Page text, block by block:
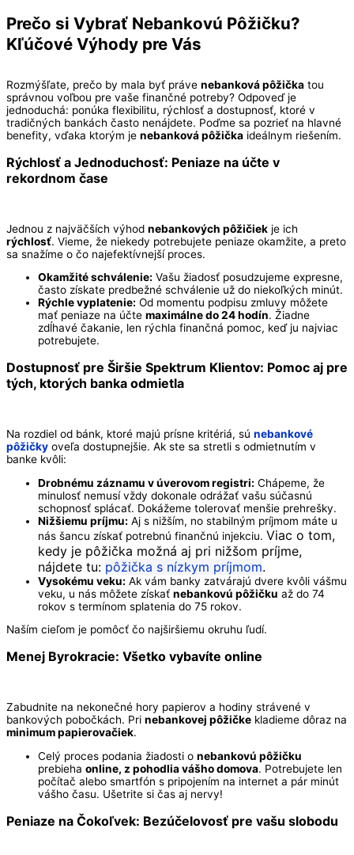
Prečo si Vybrať Nebankovú Pôžičku?
Kľúčové Výhody pre Vás
Rozmýšľate, prečo by mala byť práve nebanková pôžička tou
správnou voľbou pre vaše finančné potreby? Odpoveď je
jednoduchá: ponúka flexibilitu, rýchlosť a dostupnosť, ktoré v
tradičných bankách často nenájdete. Poďme sa pozrieť na hlavné
benefity, vďaka ktorým je nebanková pôžička ideálnym riešením.
Rýchlosť a Jednoduchosť: Peniaze na účte v
rekordnom čase
Jednou z najväčších výhod nebankových pôžičiek je ich
rýchlosť. Vieme, že niekedy potrebujete peniaze okamžite, a preto
sa snažíme o čo najefektívnejší proces.
Okamžité schválenie: Vašu žiadosť posudzujeme expresne,
často získate predbežné schválenie už do niekoľkých minút.
Rýchle vyplatenie: Od momentu podpisu zmluvy môžete
mať peniaze na účte maximálne do 24 hodín. Žiadne
zdĺhavé čakanie, len rýchla finančná pomoc, keď ju najviac
potrebujete.
Dostupnosť pre Širšie Spektrum Klientov: Pomoc aj pre
tých, ktorých banka odmietla
Na rozdiel od bánk, ktoré majú prísne kritériá, sú nebankové
pôžičky oveľa dostupnejšie. Ak ste sa stretli s odmietnutím v
banke kvôli:
Drobnému záznamu v úverovom registri: Chápeme, že
minulosť nemusí vždy dokonale odrážať vašu súčasnú
schopnosť splácať. Dokážeme tolerovať menšie prehrešky.
Nižšiemu príjmu: Aj s nižším, no stabilným príjmom máte u
nás šancu získať potrebnú finančnú injekciu. Viac o tom,
kedy je pôžička možná aj pri nižšom príjme,
nájdete tu: pôžička s nízkym príjmom.
Vysokému veku: Ak vám banky zatvárajú dvere kvôli vášmu
veku, u nás môžete získať nebankovú pôžičku až do 74
rokov s termínom splatenia do 75 rokov.
Naším cieľom je pomôcť čo najširšiemu okruhu ľudí.
Menej Byrokracie: Všetko vybavíte online
Zabudnite na nekonečné hory papierov a hodiny strávené v
bankových pobočkách. Pri nebankovej pôžičke kladieme dôraz na
minimum papierovačiek.
Celý proces podania žiadosti o nebankovú pôžičku
prebieha online, z pohodlia vášho domova. Potrebujete len
počítač alebo smartfón s pripojením na internet a pár minút
vášho času. Ušetrite si čas aj nervy!
Peniaze na Čokoľvek: Bezúčelovosť pre vašu slobodu